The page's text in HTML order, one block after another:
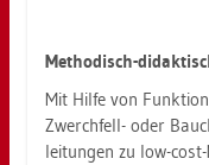
Me­tho­disch-
Mit Hilfe von
Zwerch­fell- oder
lei­tun­gen zu low-